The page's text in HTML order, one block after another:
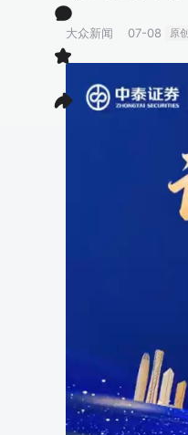
大众新闻 07-08 原创